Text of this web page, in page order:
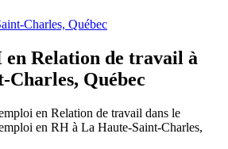
Charles, Québec
en Relation de travail à
Charles, Québec
en Relation de travail dans le
en RH à La Haute-Saint-Charles,